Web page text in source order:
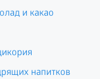
и какао
напитков